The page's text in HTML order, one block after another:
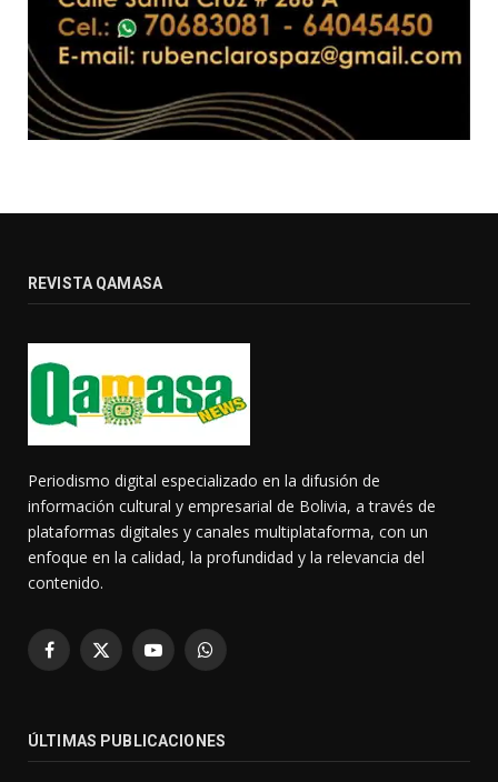
REVISTA QAMASA
Periodismo digital especializado en la difusión de
información cultural y empresarial de Bolivia, a través de
plataformas digitales y canales multiplataforma, con un
enfoque en la calidad, la profundidad y la relevancia del
contenido.
Facebook
X
YouTubeWhatsApp
ÚLTIMAS PUBLICACIONES